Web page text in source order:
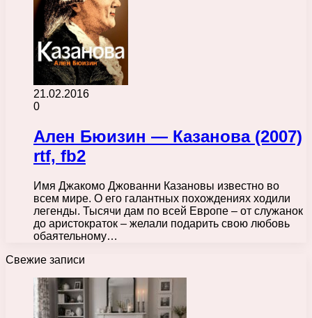
21.02.2016
0
Ален Бюизин — Казанова (2007)
rtf, fb2
Имя Джакомо Джованни Казановы известно во
всем мире. О его галантных похождениях ходили
легенды. Тысячи дам по всей Европе – от служанок
до аристократок – желали подарить свою любовь
обаятельному…
Свежие записи